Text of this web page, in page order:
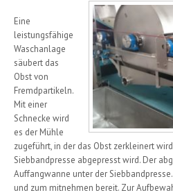
Eine
leistungsfähige
Waschanlage
säubert das
Obst von
Fremdpartikeln.
Mit einer
Schnecke wird
es der Mühle
zugeführt, in der das Obst zerkleinert
Siebbandpresse abgepresst wird. Der
Auffangwanne unter der
und zum mitnehmen bereit. Zur